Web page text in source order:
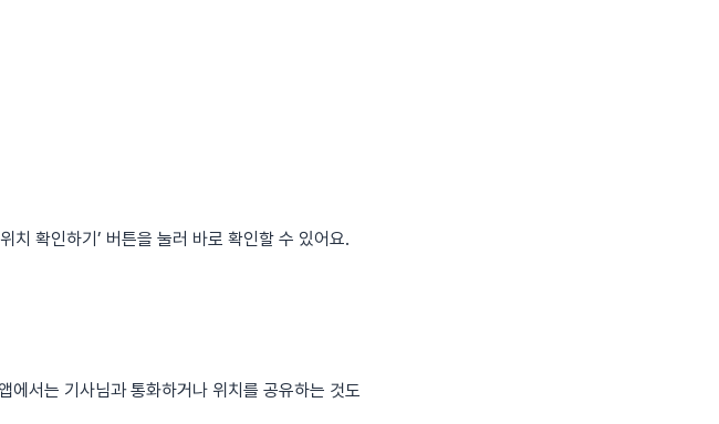
치 확인하기’ 버튼을 눌러 바로 확인할 수 있어요.
에서는 기사님과 통화하거나 위치를 공유하는 것도